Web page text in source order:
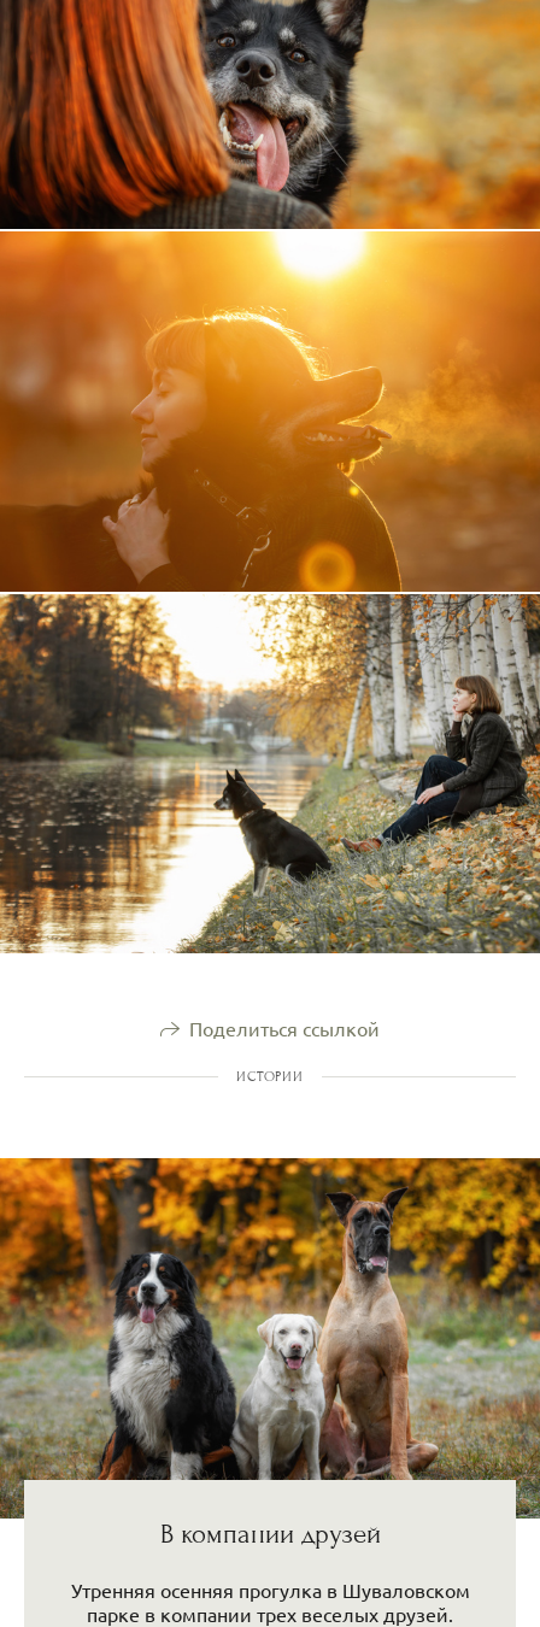
Поделиться ссылкой
ИСТОРИИ
В компании друзей
Утренняя осенняя прогулка в Шуваловском
парке в компании трех веселых друзей.